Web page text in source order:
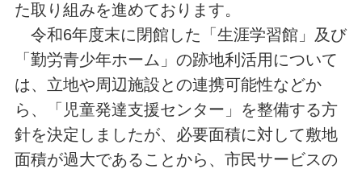
た取り組みを進めております。
令和6年度末に閉館した「生涯学習館」及び
「勤労青少年ホーム」の跡地利活用について
は、立地や周辺施設との連携可能性などか
ら、「児童発達支援センター」を整備する方
針を決定しましたが、必要面積に対して敷地
面積が過大であることから、市民サービスの